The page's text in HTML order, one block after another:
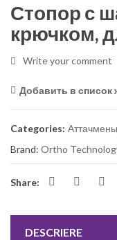
Стопор с
крючком,
Write your comment
Добавить в список
Categories: Аттачмены
Brand: Ortho
Share:
DESCRIERE